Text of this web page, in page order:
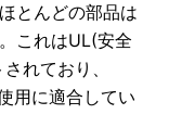
とんどの部品は
これはUL(安全
れており、
用に適合してい